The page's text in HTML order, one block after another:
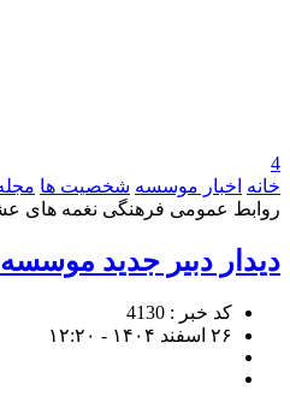
4
خانه اخبار موسسه شخصیت ها
روابط عمومی فرهنگی نغمه های
دیدار دبیر جدید
کد خبر : 4130
۲۶ اسفند ۱۴۰۴ - ۱۲:۲۰